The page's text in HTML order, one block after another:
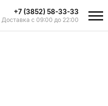
+7 (3852) 58-33-33
Доставка с 09:00 до 22:00